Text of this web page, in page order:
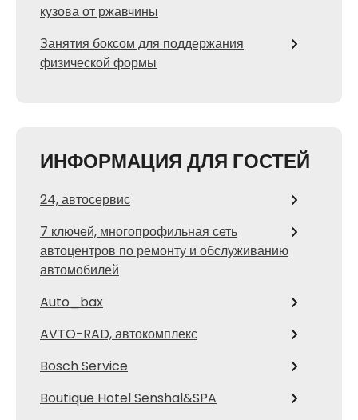
кузова от ржавчины
Занятия боксом для поддержания
физической формы
ИНФОРМАЦИЯ ДЛЯ ГОСТЕЙ
24, автосервис
7 ключей, многопрофильная сеть
автоцентров по ремонту и обслуживанию
автомобилей
Auto_bax
AVTO-RAD, автокомплекс
Bosch Service
Boutique Hotel Senshal&SPA